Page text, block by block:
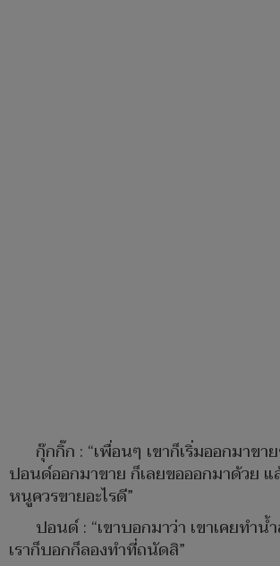
กุ๊กกิ๊ก : “เพื่อนๆ เขาก็เริ่มออกมาข
ปอนด์ออกมาขาย ก็เลยขอออกมาด้วย
หนูควรขายอะไรดี”
ปอนด์ : “เขาบอกมาว่า เขาเคยทำ
เราก็บอกก็ลองทำที่ถนัดสิ”